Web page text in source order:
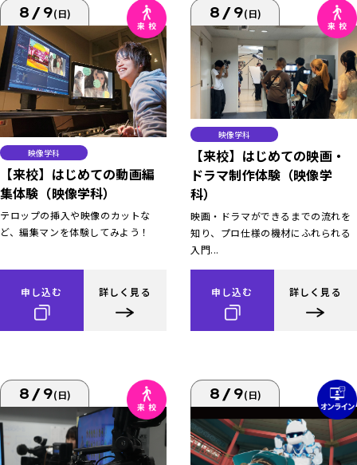
8/9(日)
映像学科
【来校】はじめての動画編
集体験（映像学科）
テロップの挿入や映像のカットな
ど、編集マンを体験してみよう！
申し込む 詳しく見る
8/9(日)
映像学科
【来校】はじめての映画・
ドラマ制作体験（映像学
科）
映画・ドラマができるまでの流れを
知り、プロ仕様の機材にふれられる
入門...
申し込む 詳しく見る
8/9(日) 8/9(日)